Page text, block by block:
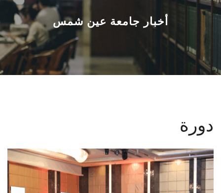
القطاعـات
الشئون الأكاديمية
البحث العلمي
الأنظمة الذكية
الإعلام
أخبار جامعة عين شمس
دورة